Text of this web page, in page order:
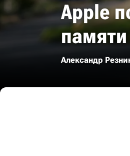
Apple
памяти
Александр